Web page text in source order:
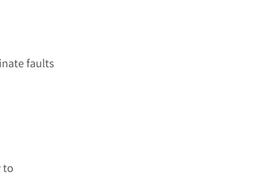
faults
to